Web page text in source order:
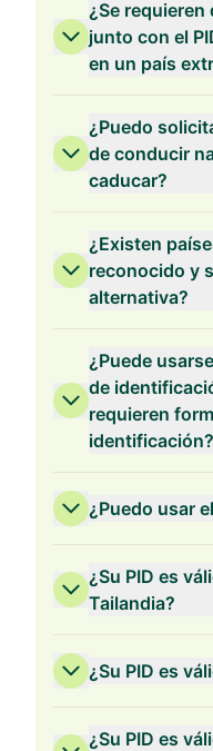
¿Se
junto con el
en un país
¿Puedo
de conducir
caducar?
¿Existen
reconocido y
alternativa?
¿Puede
de
requieren
identificación?
¿Puedo usar
¿Su PID es
Tailandia?
¿Su PID es
¿Su PID es